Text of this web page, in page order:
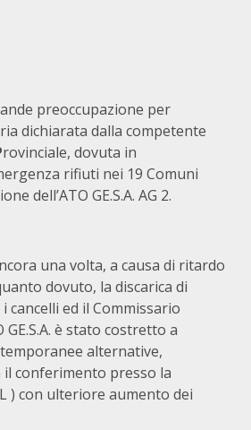
preoccupazione per
dichiarata dalla competente
rovinciale, dovuta in
rifiuti nei 19 Comuni
dell’ATO GE.S.A. AG 2.
una volta, a causa di ritardo
dovuto, la discarica di
cancelli ed il Commissario
GE.S.A. è stato costretto a
alternative,
conferimento presso la
) con ulteriore aumento dei